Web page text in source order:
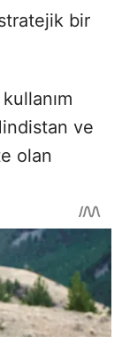
bir
ve
olan